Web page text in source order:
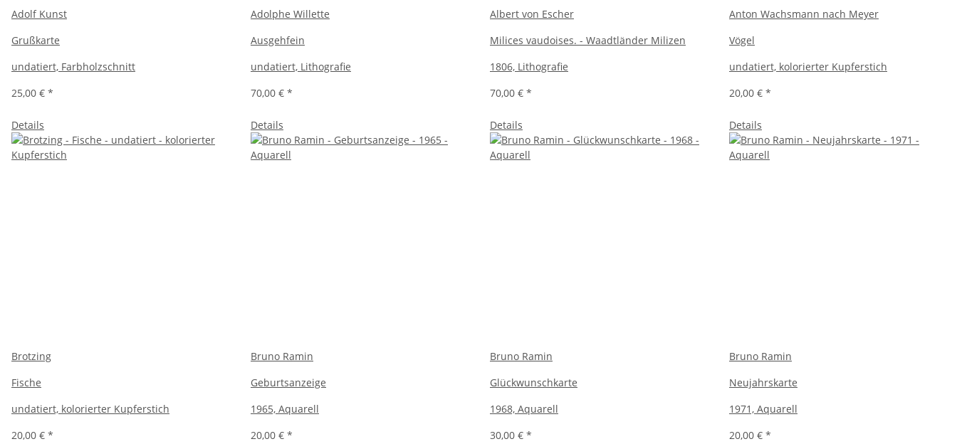
Adolf Kunst
Grußkarte
undatiert, Farbholzschnitt
25,00 € *
Details
Adolphe Willette
Ausgehfein
undatiert, Lithografie
70,00 € *
Details
Albert von Escher
Milices vaudoises. - Waadtländer Milizen
1806, Lithografie
70,00 € *
Details
Anton Wachsmann nach Meyer
Vögel
undatiert, kolorierter Kupferstich
20,00 € *
Details
Brotzing
Fische
undatiert, kolorierter Kupferstich
20,00 € *
Bruno Ramin
Geburtsanzeige
1965, Aquarell
20,00 € *
Bruno Ramin
Glückwunschkarte
1968, Aquarell
30,00 € *
Bruno Ramin
Neujahrskarte
1971, Aquarell
20,00 € *